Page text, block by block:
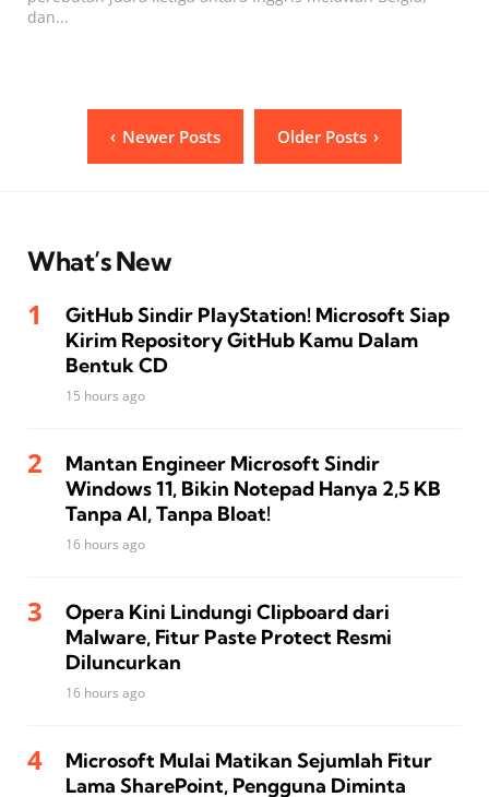
dan...
pagination
Newer Posts Older Posts
What’s New
GitHub Sindir PlayStation! Microsoft Siap
Kirim Repository GitHub Kamu Dalam
Bentuk CD
15 hours ago
Mantan Engineer Microsoft Sindir
Windows 11, Bikin Notepad Hanya 2,5 KB
Tanpa AI, Tanpa Bloat!
16 hours ago
Opera Kini Lindungi Clipboard dari
Malware, Fitur Paste Protect Resmi
Diluncurkan
16 hours ago
Microsoft Mulai Matikan Sejumlah Fitur
Lama SharePoint, Pengguna Diminta